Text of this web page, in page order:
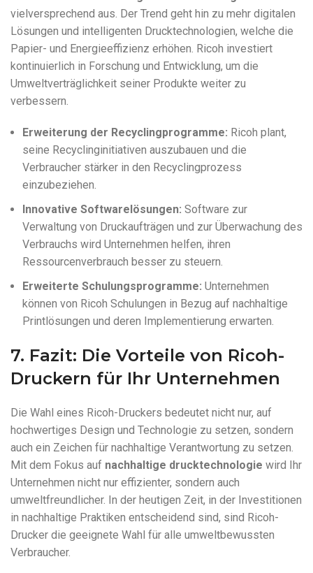
vielversprechend aus. Der Trend geht hin zu mehr digitalen
Lösungen und intelligenten Drucktechnologien, welche die
Papier- und Energieeffizienz erhöhen. Ricoh investiert
kontinuierlich in Forschung und Entwicklung, um die
Umweltverträglichkeit seiner Produkte weiter zu
verbessern.
Erweiterung der Recyclingprogramme: Ricoh plant,
seine Recyclinginitiativen auszubauen und die
Verbraucher stärker in den Recyclingprozess
einzubeziehen.
Innovative Softwarelösungen: Software zur
Verwaltung von Druckaufträgen und zur Überwachung des
Verbrauchs wird Unternehmen helfen, ihren
Ressourcenverbrauch besser zu steuern.
Erweiterte Schulungsprogramme: Unternehmen
können von Ricoh Schulungen in Bezug auf nachhaltige
Printlösungen und deren Implementierung erwarten.
7. Fazit: Die Vorteile von Ricoh-
Druckern für Ihr Unternehmen
Die Wahl eines Ricoh-Druckers bedeutet nicht nur, auf
hochwertiges Design und Technologie zu setzen, sondern
auch ein Zeichen für nachhaltige Verantwortung zu setzen.
Mit dem Fokus auf nachhaltige drucktechnologie wird Ihr
Unternehmen nicht nur effizienter, sondern auch
umweltfreundlicher. In der heutigen Zeit, in der Investitionen
in nachhaltige Praktiken entscheidend sind, sind Ricoh-
Drucker die geeignete Wahl für alle umweltbewussten
Verbraucher.